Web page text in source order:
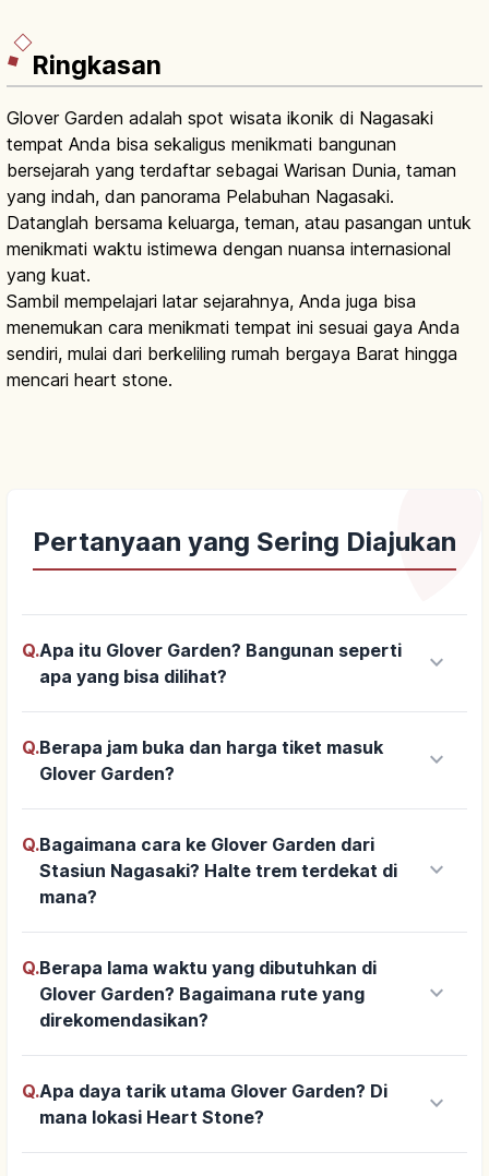
Ringkasan
Glover Garden adalah spot wisata ikonik di Nagasaki
tempat Anda bisa sekaligus menikmati bangunan
bersejarah yang terdaftar sebagai Warisan Dunia, taman
yang indah, dan panorama Pelabuhan Nagasaki.
Datanglah bersama keluarga, teman, atau pasangan untuk
menikmati waktu istimewa dengan nuansa internasional
yang kuat.
Sambil mempelajari latar sejarahnya, Anda juga bisa
menemukan cara menikmati tempat ini sesuai gaya Anda
sendiri, mulai dari berkeliling rumah bergaya Barat hingga
mencari heart stone.
Pertanyaan yang Sering Diajukan
Q.Apa itu Glover Garden? Bangunan seperti
apa yang bisa dilihat?
keyboard_arrow_down
Q.Berapa jam buka dan harga tiket masuk
Glover Garden?
keyboard_arrow_down
Q.Bagaimana cara ke Glover Garden dari
Stasiun Nagasaki? Halte trem terdekat di
mana?
keyboard_arrow_down
Q.Berapa lama waktu yang dibutuhkan di
Glover Garden? Bagaimana rute yang
direkomendasikan?
keyboard_arrow_down
Q.Apa daya tarik utama Glover Garden? Di
mana lokasi Heart Stone?
keyboard_arrow_down